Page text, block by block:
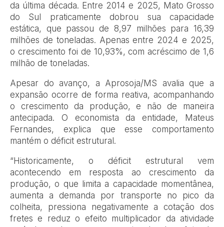
da última década. Entre 2014 e 2025, Mato Grosso
do Sul praticamente dobrou sua capacidade
estática, que passou de 8,97 milhões para 16,39
milhões de toneladas. Apenas entre 2024 e 2025,
o crescimento foi de 10,93%, com acréscimo de 1,6
milhão de toneladas.
Apesar do avanço, a Aprosoja/MS avalia que a
expansão ocorre de forma reativa, acompanhando
o crescimento da produção, e não de maneira
antecipada. O economista da entidade, Mateus
Fernandes, explica que esse comportamento
mantém o déficit estrutural.
“Historicamente, o déficit estrutural vem
acontecendo em resposta ao crescimento da
produção, o que limita a capacidade momentânea,
aumenta a demanda por transporte no pico da
colheita, pressiona negativamente a cotação dos
fretes e reduz o efeito multiplicador da atividade